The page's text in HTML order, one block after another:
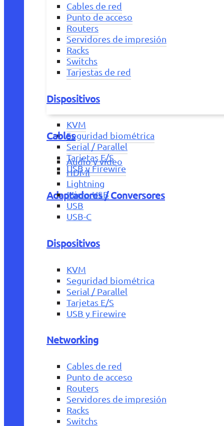
Cables de red
Punto de acceso
Routers
Servidores de impresión
Racks
Switchs
Tarjestas de red
Dispositivos
KVM
Seguridad biométrica
Serial / Parallel
Tarjetas E/S
USB y Firewire
Adaptadores / Conversores
Cables
Audio y vídeo
HDMI
Lightning
Micro USB
USB
USB-C
Dispositivos
KVM
Seguridad biométrica
Serial / Parallel
Tarjetas E/S
USB y Firewire
Networking
Cables de red
Punto de acceso
Routers
Servidores de impresión
Racks
Switchs